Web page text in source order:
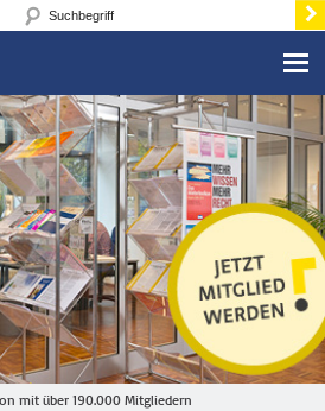
mit über 190.000 Mitgliedern